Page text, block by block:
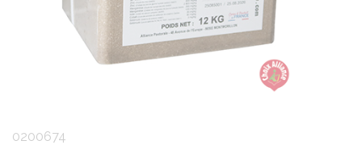
0200674